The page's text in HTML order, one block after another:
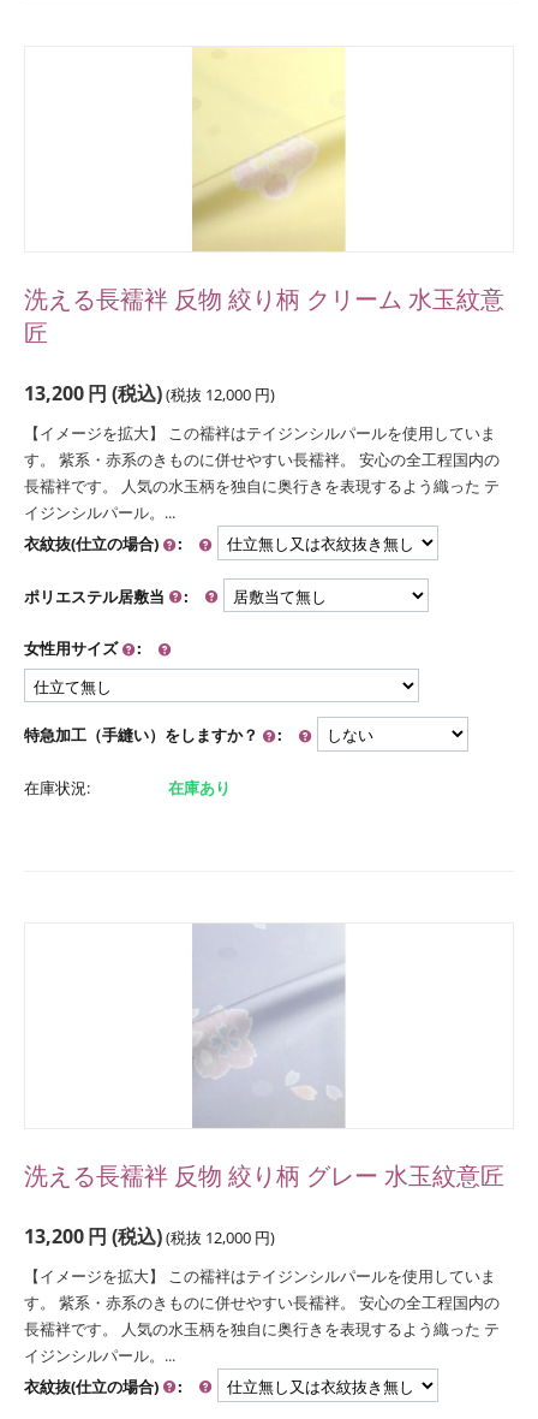
洗える長襦袢 反物 絞り柄 クリーム 水玉紋意
匠
13,200円 (税込)(税抜 12,000 円)
【イメージを拡大】 この襦袢はテイジンシルパールを使用していま
す。 紫系・赤系のきものに併せやすい長襦袢。 安心の全工程国内の
長襦袢です。 人気の水玉柄を独自に奥行きを表現するよう織った テ
イジンシルパール。...
衣紋抜(仕立の場合)
:
ポリエステル居敷当 :
女性用サイズ :
特急加工（手縫い）をしますか？ :
在庫状況: 在庫あり
洗える長襦袢 反物 絞り柄 グレー 水玉紋意匠
13,200円 (税込)(税抜 12,000 円)
【イメージを拡大】 この襦袢はテイジンシルパールを使用していま
す。 紫系・赤系のきものに併せやすい長襦袢。 安心の全工程国内の
長襦袢です。 人気の水玉柄を独自に奥行きを表現するよう織った テ
イジンシルパール。...
衣紋抜(仕立の場合)
: